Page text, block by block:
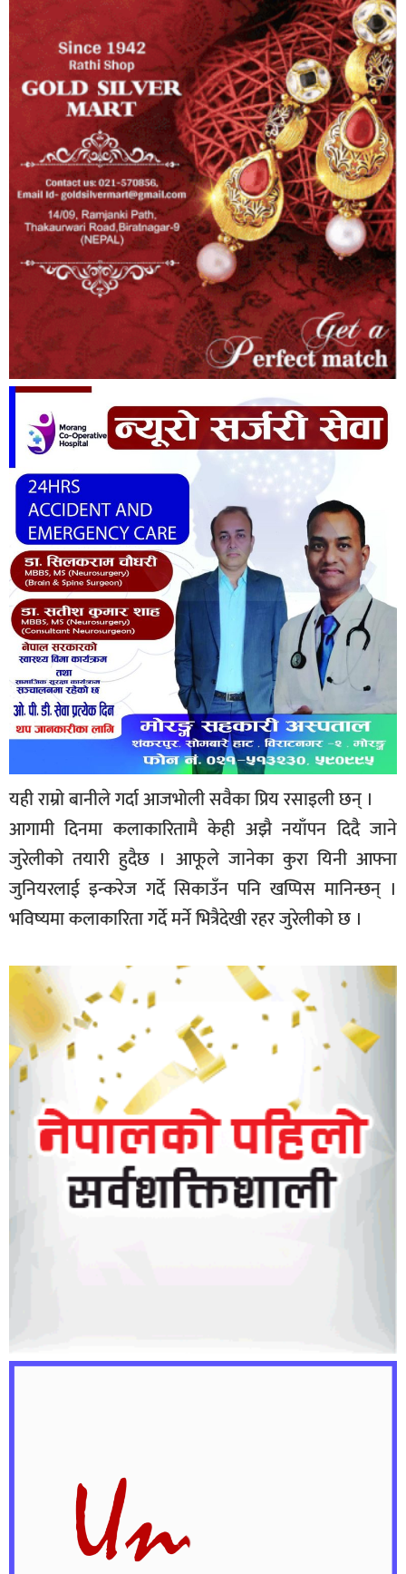
यही राम्रो बानीले गर्दा आजभोली सवैका प्रिय रसाइली छन् ।
आगामी दिनमा कलाकारितामै केही अझै नयाँपन दिदै जाने
जुरेलीको तयारी हुदैछ । आफूले जानेका कुरा यिनी आफ्ना
जुनियरलाई इन्करेज गर्दे सिकाउँन पनि खप्पिस मानिन्छन् ।
भविष्यमा कलाकारिता गर्दे मर्ने भित्रैदेखी रहर जुरेलीको छ ।